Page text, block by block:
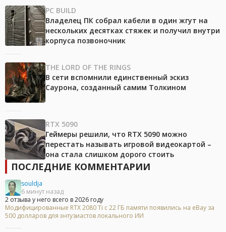
PC BUILD
Владелец ПК собрал кабели в один жгут на
нескольких десятках стяжек и получил внутри
корпуса позвоночник
THE LORD OF THE RINGS
В сети вспомнили единственный эскиз
Саурона, созданный самим Толкином
RTX 5090
Геймеры решили, что RTX 5090 можно
перестать называть игровой видеокартой –
она стала слишком дорого стоить
ПОСЛЕДНИЕ КОММЕНТАРИИ
souldja
6 минут назад
2 отзыва у него всего в 2026 году
Модифицированные RTX 2080 Ti с 22 ГБ памяти появились на eBay за
500 долларов для энтузиастов локального ИИ